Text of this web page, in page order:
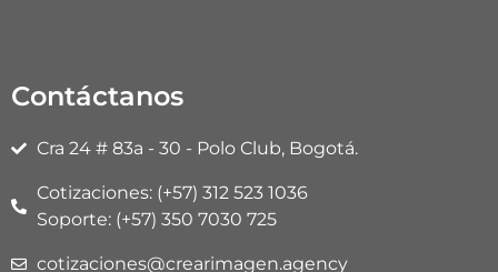
k
r
a
Contáctanos
Cra 24 # 83a - 30 - Polo Club, Bogotá.
Cotizaciones: (+57) 312 523 1036
Soporte: (+57) 350 7030 725
cotizaciones@crearimagen.agency